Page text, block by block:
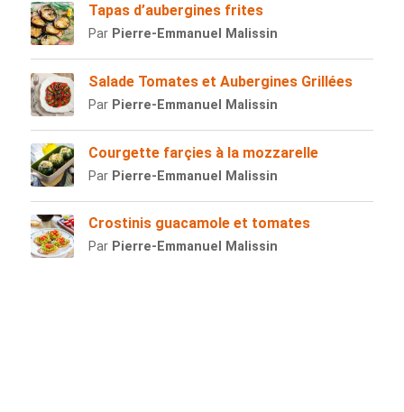
Tapas d’aubergines frites
Par Pierre-Emmanuel Malissin
Salade Tomates et Aubergines Grillées
Par Pierre-Emmanuel Malissin
Courgette farçies à la mozzarelle
Par Pierre-Emmanuel Malissin
Crostinis guacamole et tomates
Par Pierre-Emmanuel Malissin